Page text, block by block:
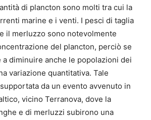
di plancton sono molti tra cui la
marine e i venti. I pesci di taglia
il merluzzo sono notevolmente
del plancton, perciò se
a diminuire anche le popolazioni dei
variazione quantitativa. Tale
da un evento avvenuto in
vicino Terranova, dove la
e di merluzzi subirono una